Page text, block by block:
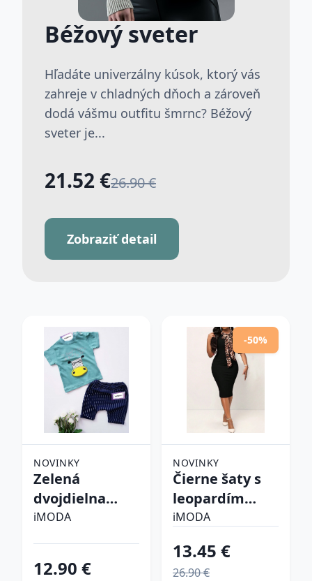
Béžový sveter
Hľadáte univerzálny kúsok, ktorý vás
zahreje v chladných dňoch a zároveň
dodá vášmu outfitu šmrnc? Béžový
sveter je...
21.52 €26.90 €
Zobraziť detail
NOVINKY
Zelená
dvojdielna
bavlnená
iMODA
12.90 €
-50%
NOVINKY
Čierne šaty s
leopardím
vzorom
iMODA
13.45 €
26.90 €